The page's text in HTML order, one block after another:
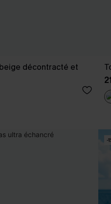
décontracté et
-